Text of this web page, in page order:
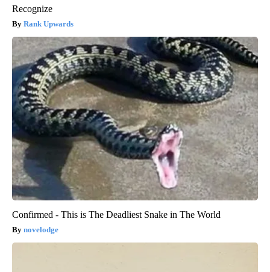
Recognize
Rank Upwards
Confirmed - This is The Deadliest Snake in The World
novelodge